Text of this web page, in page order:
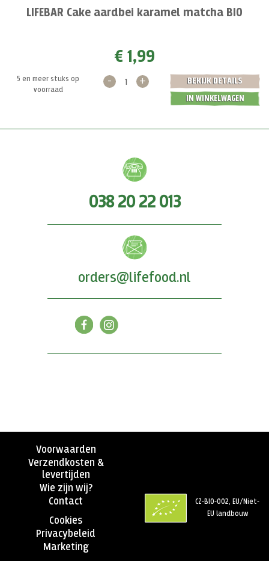
LIFEBAR Cake aardbei karamel matcha BIO
€ 1,99
5 en meer stuks op
voorraad
BEKIJK DETAILS
- +
IN WINKELWAGEN
038 20 22 013
orders@lifefood.nl
Voorwaarden
Verzendkosten &
levertijden
Wie zijn wij?
Contact
Cookies
Privacybeleid
Marketing
CZ-BIO-002, EU/Niet-
EU landbouw